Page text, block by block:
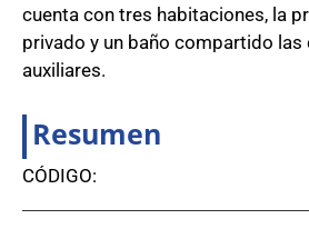
cuenta con tres habitaciones, la
privado y un baño compartido
auxiliares.
Resumen
CÓDIGO: